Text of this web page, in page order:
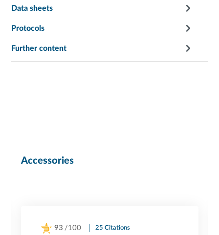
Data sheets
Protocols
Further content
Accessories
93 /100 25 Citations